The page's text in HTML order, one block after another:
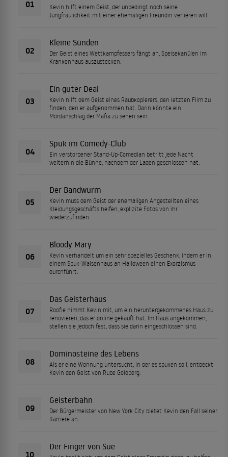
01
Kevin hilft einem Geist, der unbedingt noch seine
Jungfräulichkeit mit einer ehemaligen Freundin verlieren will.
02
Kleine Sünden
Der Geist eines Wettkampfessers fängt an, Speisekanülen im
Krankenhaus auszustecken.
03
Ein guter Deal
Kevin hilft dem Geist eines Raubkopierers, den letzten Film zu
finden, den er aufgenommen hat. Darin könnte ein
Mordanschlag der Mafia zu sehen sein.
04
Spuk im Comedy-Club
Ein verstorbener Stand-Up-Comedian betritt jede Nacht
weiterhin die Bühne, nachdem der Laden geschlossen hat.
05
Der Bandwurm
Kevin muss dem Geist der ehemaligen Angestellten eines
Kleidungsgeschäfts helfen, explizite Fotos von ihr
wiederzufinden.
06
Bloody Mary
Kevin verhandelt um ein sehr spezielles Geschenk, indem er in
einem Spuk-Waisenhaus an Halloween einen Exorzismus
durchführt.
07
Das Geisterhaus
Roofie nimmt Kevin mit, um ein heruntergekommenes Haus zu
renovieren, das er online gekauft hat. Im Haus angekommen,
stellen sie jedoch fest, dass sie darin eingeschlossen sind.
08
Dominosteine des Lebens
Als er eine Wohnung untersucht, in der es spuken soll, entdeckt
Kevin den Geist von Rube Goldberg.
09
Geisterbahn
Der Bürgermeister von New York City bietet Kevin den Fall seiner
Karriere an.
10
Der Finger von Sue